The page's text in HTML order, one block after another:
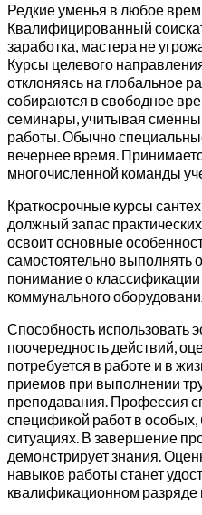
Редкие уменья в любое
Квалифицированный
заработка, мастера не
Курсы целевого
отклоняясь на глобальное
собираются в свободное
семинары, учитывая
работы. Обычно
вечернее время.
многочисленной команды
Краткосрочные курсы
должный запас
освоит основные
самостоятельно выполнять
понимание о классификации
коммунального
Способность использовать
поочередность действий,
потребуется в работе и в
приемов при выполнении
преподавания. Профессия
спецификой работ в
ситуациях. В завершение
демонстрирует знания.
навыков работы станет
квалификационном разряде